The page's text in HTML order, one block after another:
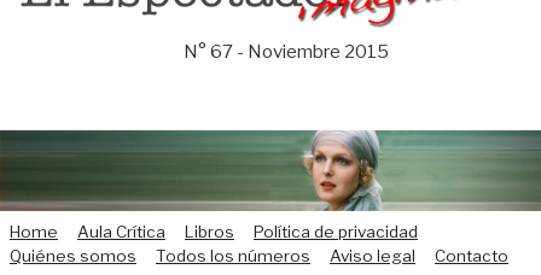
N° 67 - Noviembre 2015
Home Aula Crítica Libros
Política de privacidad
Quiénes somos
Todos los números Aviso legal Contacto